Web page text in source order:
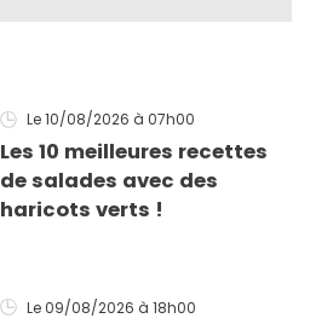
Le 10/08/2026 à 07h00
Les 10 meilleures recettes
de salades avec des
haricots verts !
Le 09/08/2026 à 18h00